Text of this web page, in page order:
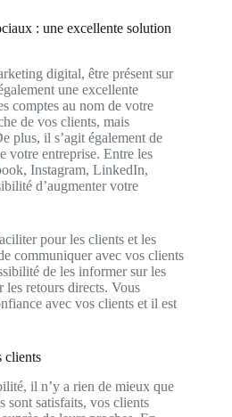
: une excellente solution
digital, être présent sur
une excellente
comptes au nom de votre
de vos clients, mais
plus, il s’agit également de
votre entreprise. Entre les
Instagram, LinkedIn,
d’augmenter votre
pour les clients et les
communiquer avec vos clients
de les informer sur les
les retours directs. Vous
avec vos clients et il est
clients
il n’y a rien de mieux que
sont satisfaits, vos clients